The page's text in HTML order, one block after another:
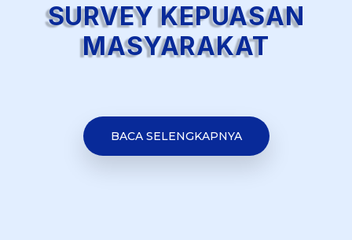
SURVEY KEPUASAN
MASYARAKAT
BACA SELENGKAPNYA